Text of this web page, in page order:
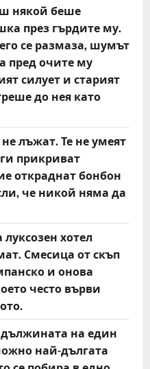
някой беше
през гърдите му.
се размаза, шумът
пред очите му
силует и старият
до нея като
лъжат. Те не умеят
прикриват
откраднат бонбон
че никой няма да
хотел
Смесица от скъп
и онова
често върви
на един
най-дългата